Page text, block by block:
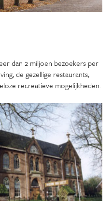
dan 2 miljoen bezoekers per
de gezellige restaurants,
recreatieve mogelijkheden.